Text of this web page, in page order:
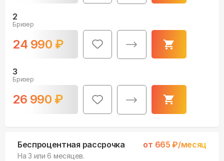
2
Бризер
24 990 ₽
3
Бризер
26 990 ₽
Беспроцентная рассрочка от 665 ₽/месяц
На 3 или 6 месяцев.